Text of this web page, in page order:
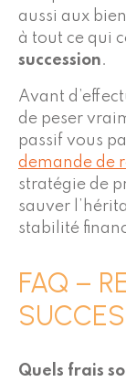
aussi aux
à tout ce qui
succession.
Avant
de peser
passif vous
demande de
stratégie de
sauver
stabilité
FAQ –
Quels frais